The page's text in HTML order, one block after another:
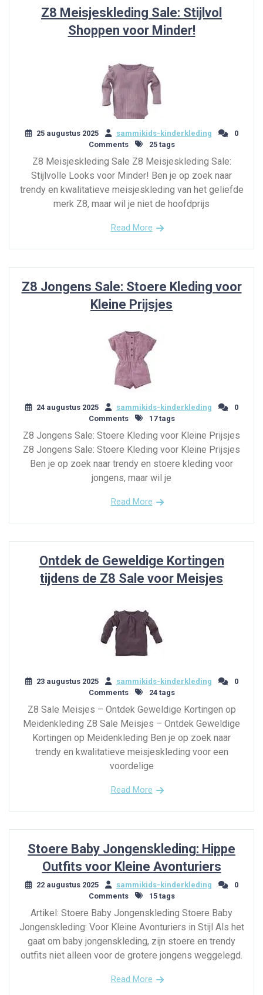
Z8 Meisjeskleding Sale: Stijlvol
Shoppen voor Minder!
25 augustus 2025 sammikids-kinderkleding
0
Comments
25 tags
Z8 Meisjeskleding Sale Z8 Meisjeskleding Sale:
Stijlvolle Looks voor Minder! Ben je op zoek naar
trendy en kwalitatieve meisjeskleding van het geliefde
merk Z8, maar wil je niet de hoofdprijs
Read More
Z8 Jongens Sale: Stoere Kleding voor
Kleine Prijsjes
24 augustus 2025 sammikids-kinderkleding
0
Comments
17 tags
Z8 Jongens Sale: Stoere Kleding voor Kleine Prijsjes
Z8 Jongens Sale: Stoere Kleding voor Kleine Prijsjes
Ben je op zoek naar trendy en stoere kleding voor
jongens, maar wil je
Read More
Ontdek de Geweldige Kortingen
tijdens de Z8 Sale voor Meisjes
23 augustus 2025 sammikids-kinderkleding
0
Comments
24 tags
Z8 Sale Meisjes – Ontdek Geweldige Kortingen op
Meidenkleding Z8 Sale Meisjes – Ontdek Geweldige
Kortingen op Meidenkleding Ben je op zoek naar
trendy en kwalitatieve meisjeskleding voor een
voordelige
Read More
Stoere Baby Jongenskleding: Hippe
Outfits voor Kleine Avonturiers
22 augustus 2025 sammikids-kinderkleding
0
Comments
15 tags
Artikel: Stoere Baby Jongenskleding Stoere Baby
Jongenskleding: Voor Kleine Avonturiers in Stijl Als het
gaat om baby jongenskleding, zijn stoere en trendy
outfits niet alleen voor de grotere jongens weggelegd.
Read More